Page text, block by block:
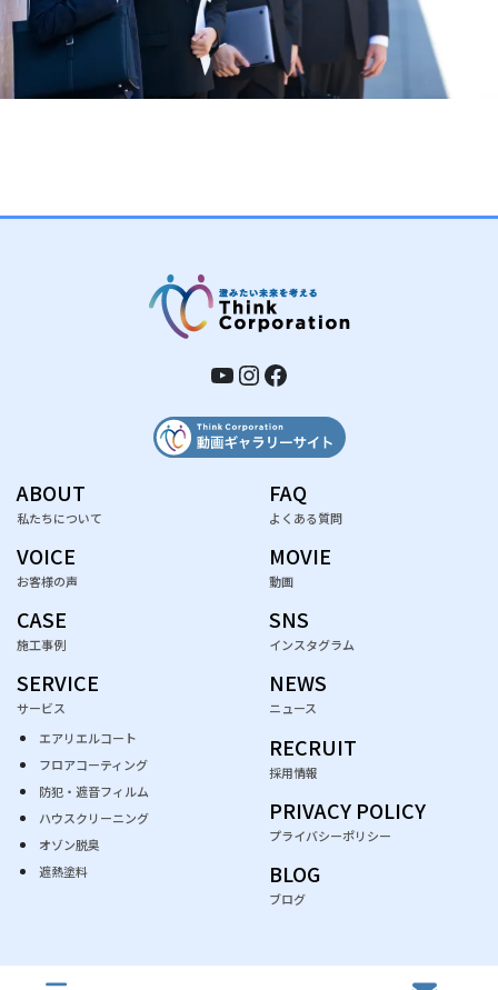
YouTube
Instagram
Facebook
ABOUT
私たちについて
VOICE
お客様の声
CASE
施工事例
SERVICE
サービス
エアリエルコート
フロアコーティング
防犯・遮音フィルム
ハウスクリーニング
オゾン脱臭
遮熱塗料
FAQ
よくある質問
MOVIE
動画
SNS
インスタグラム
NEWS
ニュース
RECRUIT
採用情報
PRIVACY POLICY
プライバシーポリシー
BLOG
ブログ